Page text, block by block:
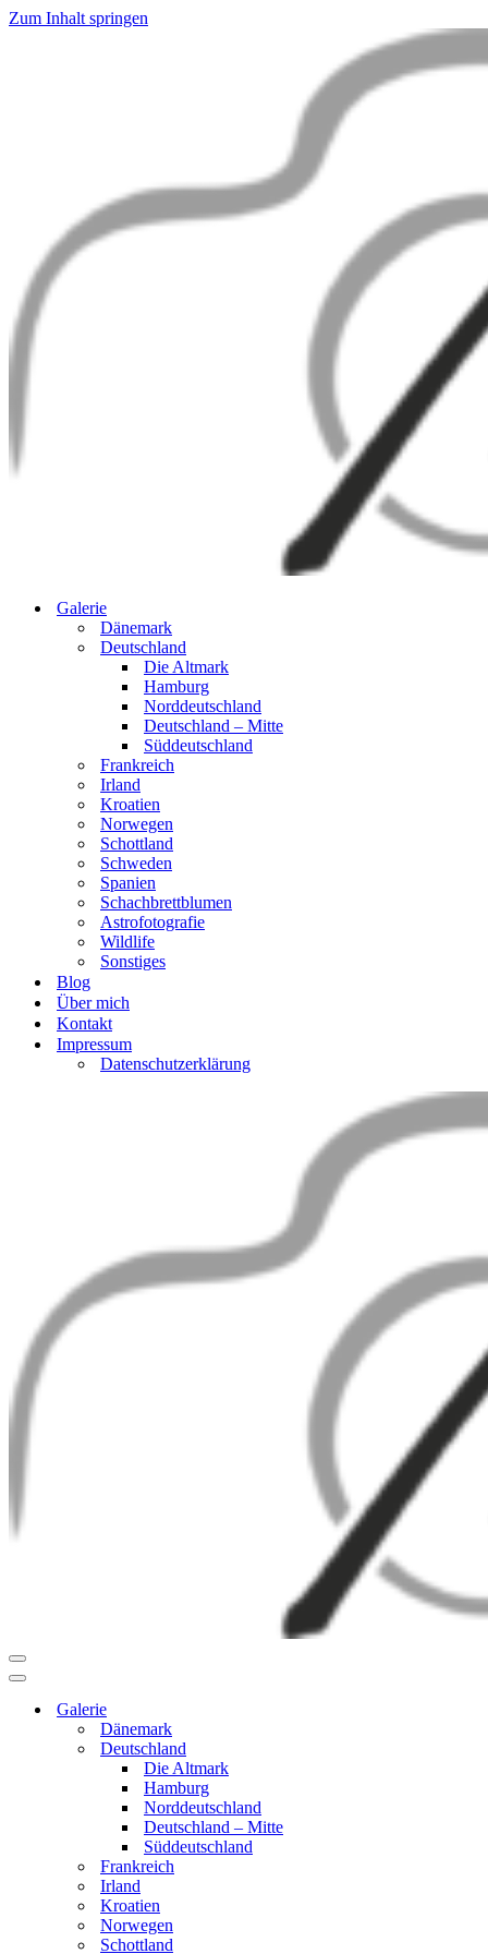
Zum Inhalt springen
Galerie
Dänemark
Deutschland
Die Altmark
Hamburg
Norddeutschland
Deutschland – Mitte
Süddeutschland
Frankreich
Irland
Kroatien
Norwegen
Schottland
Schweden
Spanien
Schachbrettblumen
Astrofotografie
Wildlife
Sonstiges
Blog
Über mich
Kontakt
Impressum
Datenschutzerklärung
Navigationsmenü
Navigationsmenü
Galerie
Dänemark
Deutschland
Die Altmark
Hamburg
Norddeutschland
Deutschland – Mitte
Süddeutschland
Frankreich
Irland
Kroatien
Norwegen
Schottland